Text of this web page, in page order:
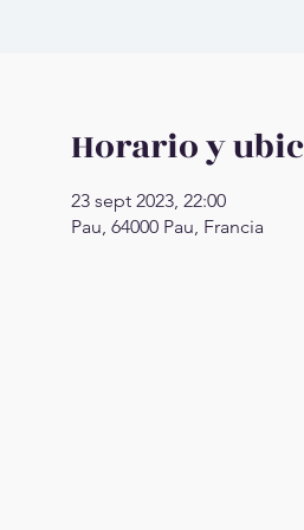
Horario y
23 sept 2023, 22:00
Pau, 64000 Pau, Francia